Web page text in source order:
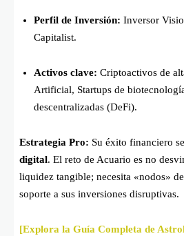
Perfil de Inversión: Inversor
Capitalist.
Activos clave: Criptoactivos de
Artificial, Startups de
descentralizadas (DeFi).
Estrategia Pro: Su éxito financiero
digital. El reto de Acuario es no
liquidez tangible; necesita «nodos»
soporte a sus inversiones disruptivas.
[Explora la Guía Completa de